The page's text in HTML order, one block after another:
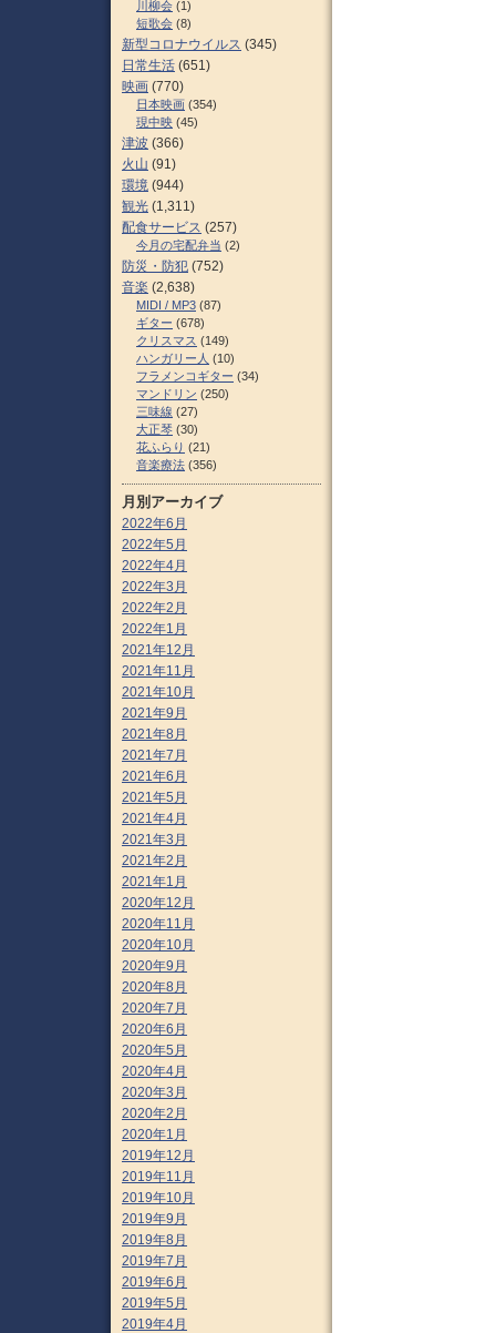
川柳会 (1)
短歌会 (8)
新型コロナウイルス (345)
日常生活 (651)
映画 (770)
日本映画 (354)
現中映 (45)
津波 (366)
火山 (91)
環境 (944)
観光 (1,311)
配食サービス (257)
今月の宅配弁当 (2)
防災・防犯 (752)
音楽 (2,638)
MIDI / MP3 (87)
ギター (678)
クリスマス (149)
ハンガリー人 (10)
フラメンコギター (34)
マンドリン (250)
三味線 (27)
大正琴 (30)
花ふらり (21)
音楽療法 (356)
月別アーカイブ
2022年6月
2022年5月
2022年4月
2022年3月
2022年2月
2022年1月
2021年12月
2021年11月
2021年10月
2021年9月
2021年8月
2021年7月
2021年6月
2021年5月
2021年4月
2021年3月
2021年2月
2021年1月
2020年12月
2020年11月
2020年10月
2020年9月
2020年8月
2020年7月
2020年6月
2020年5月
2020年4月
2020年3月
2020年2月
2020年1月
2019年12月
2019年11月
2019年10月
2019年9月
2019年8月
2019年7月
2019年6月
2019年5月
2019年4月